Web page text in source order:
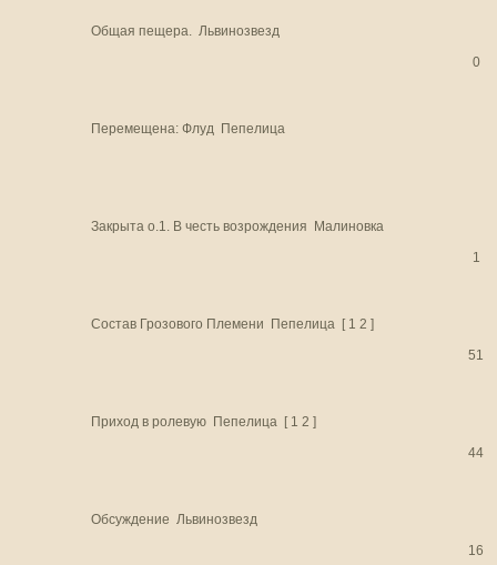
Общая пещера. Львинозвезд
0
Перемещена: Флуд Пепелица
Закрыта о.1. В честь возрождения Малиновка
1
Состав Грозового Племени Пепелица [ 1 2 ]
51
Приход в ролевую Пепелица [ 1 2 ]
44
Обсуждение Львинозвезд
16